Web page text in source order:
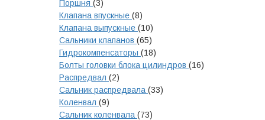
Поршня (3)
Клапана впускные (8)
Клапана выпускные (10)
Сальники клапанов (65)
Гидрокомпенсаторы (18)
Болты головки блока цилиндров (16)
Распредвал (2)
Сальник распредвала (33)
Коленвал (9)
Сальник коленвала (73)